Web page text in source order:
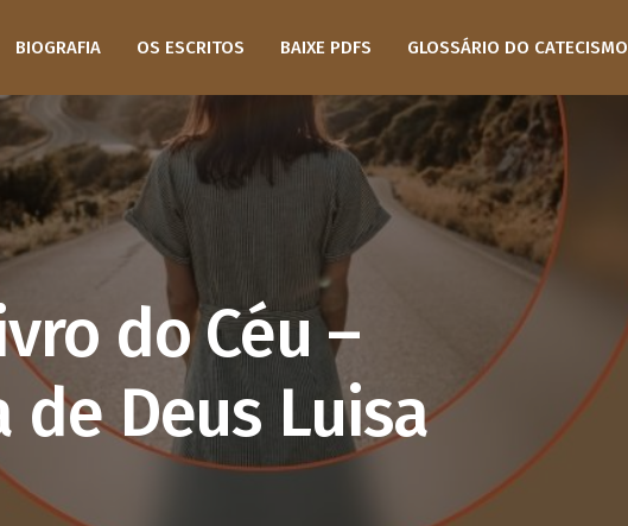
BIOGRAFIA OS ESCRITOS BAIXE PDFS GLOSSÁRIO DO CATECISMO
do Céu –
de Deus Luisa